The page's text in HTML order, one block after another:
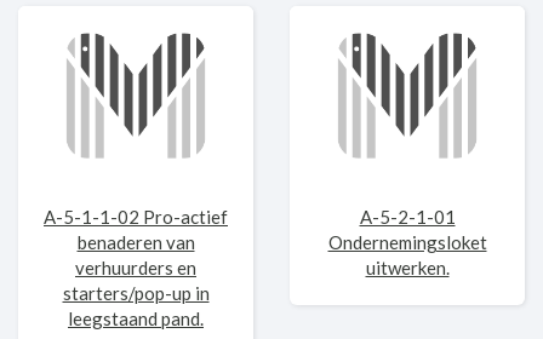
A-5-1-1-02 Pro-actief
benaderen van
verhuurders en
starters/pop-up in
leegstaand pand.
A-5-2-1-01
Ondernemingsloket
uitwerken.